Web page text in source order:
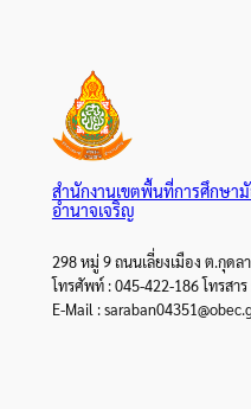
สำนักงานเขตพื้นที่การศึกษา
อำนาจเจริญ
298 หมู่ 9 ถนนเลี่ยงเมือง ต.กุดล
โทรศัพท์ : 045-422-186 โทรสา
E-Mail :